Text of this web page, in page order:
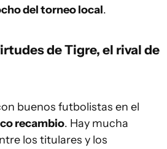
del torneo local.
de Tigre, el rival de
buenos futbolistas en el
recambio. Hay mucha
los titulares y los